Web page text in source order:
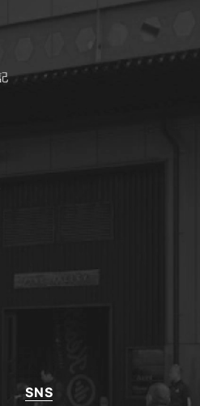
SNS